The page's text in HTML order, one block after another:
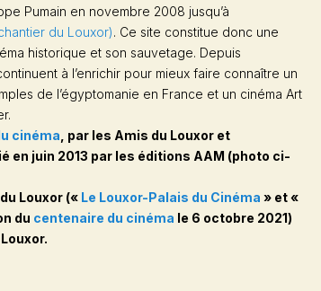
Pumain en novembre 2008 jusqu’à
du Louxor). Ce site constitue donc une
historique et son sauvetage. Depuis
à l’enrichir pour mieux faire connaître un
de l’égyptomanie en France et un cinéma Art
cinéma , par les Amis du Louxor et
en juin 2013 par les éditions AAM (photo ci-
Louxor (« Le Louxor-Palais du Cinéma » et «
du centenaire du cinéma le 6 octobre 2021)